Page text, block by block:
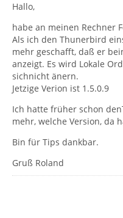
Hallo,
habe an meinen Rechner
Als ich den Thunerbird
mehr geschafft, daß er
anzeigt. Es wird Lokale
sichnicht änern.
Jetzige Verion ist 1.5.0.9
Ich hatte früher schon
mehr, welche Version, da
Bin für Tips dankbar.
Gruß Roland